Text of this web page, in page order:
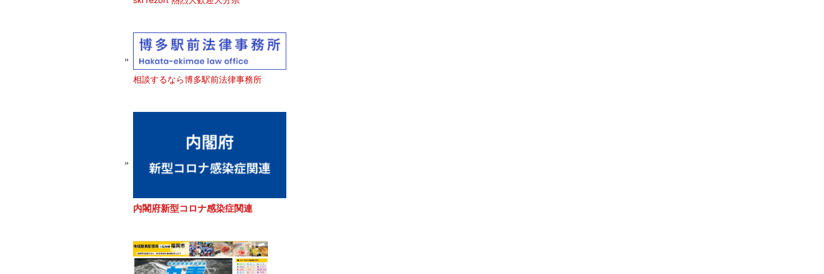
相談するなら博多駅前法律事務所
内閣府新型コロナ感染症関連